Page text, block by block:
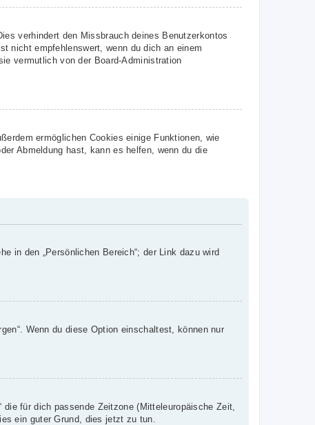
verhindert den Missbrauch deines Benutzerkontos
nicht empfehlenswert, wenn du dich an einem
vermutlich von der Board-Administration
ermöglichen Cookies einige Funktionen, wie
Abmeldung hast, kann es helfen, wenn du die
in den „Persönlichen Bereich“; der Link dazu wird
Wenn du diese Option einschaltest, können nur
für dich passende Zeitzone (Mitteleuropäische Zeit,
ein guter Grund, dies jetzt zu tun.